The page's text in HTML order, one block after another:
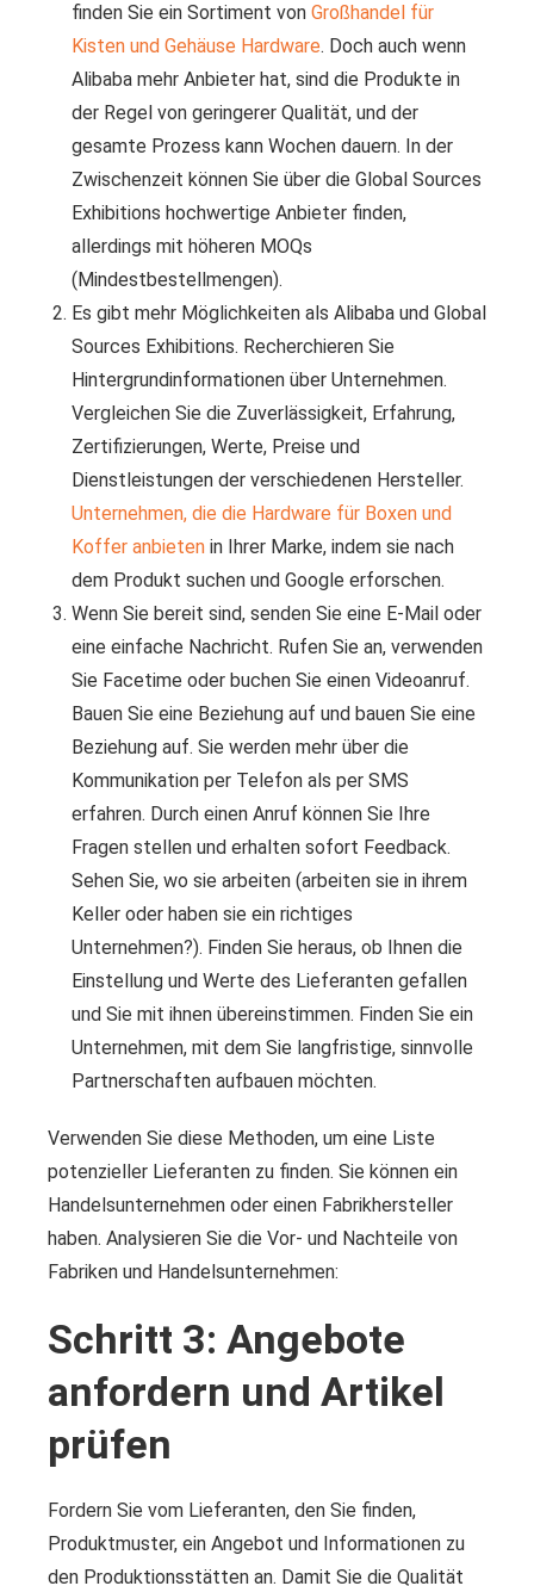
finden Sie ein Sortiment von Großhandel für
Kisten und Gehäuse Hardware. Doch auch wenn
Alibaba mehr Anbieter hat, sind die Produkte in
der Regel von geringerer Qualität, und der
gesamte Prozess kann Wochen dauern. In der
Zwischenzeit können Sie über die Global Sources
Exhibitions hochwertige Anbieter finden,
allerdings mit höheren MOQs
(Mindestbestellmengen).
Es gibt mehr Möglichkeiten als Alibaba und Global
Sources Exhibitions. Recherchieren Sie
Hintergrundinformationen über Unternehmen.
Vergleichen Sie die Zuverlässigkeit, Erfahrung,
Zertifizierungen, Werte, Preise und
Dienstleistungen der verschiedenen Hersteller.
Unternehmen, die die Hardware für Boxen und
Koffer anbieten in Ihrer Marke, indem sie nach
dem Produkt suchen und Google erforschen.
Wenn Sie bereit sind, senden Sie eine E-Mail oder
eine einfache Nachricht. Rufen Sie an, verwenden
Sie Facetime oder buchen Sie einen Videoanruf.
Bauen Sie eine Beziehung auf und bauen Sie eine
Beziehung auf. Sie werden mehr über die
Kommunikation per Telefon als per SMS
erfahren. Durch einen Anruf können Sie Ihre
Fragen stellen und erhalten sofort Feedback.
Sehen Sie, wo sie arbeiten (arbeiten sie in ihrem
Keller oder haben sie ein richtiges
Unternehmen?). Finden Sie heraus, ob Ihnen die
Einstellung und Werte des Lieferanten gefallen
und Sie mit ihnen übereinstimmen. Finden Sie ein
Unternehmen, mit dem Sie langfristige, sinnvolle
Partnerschaften aufbauen möchten.
Verwenden Sie diese Methoden, um eine Liste
potenzieller Lieferanten zu finden. Sie können ein
Handelsunternehmen oder einen Fabrikhersteller
haben. Analysieren Sie die Vor- und Nachteile von
Fabriken und Handelsunternehmen:
Schritt 3: Angebote
anfordern und Artikel
prüfen
Fordern Sie vom Lieferanten, den Sie finden,
Produktmuster, ein Angebot und Informationen zu
den Produktionsstätten an. Damit Sie die Qualität